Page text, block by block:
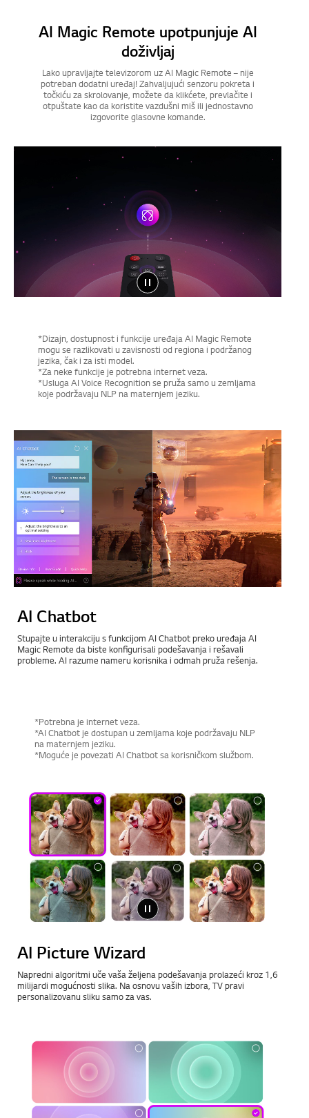
AI Magic Remote upotpunjuje AI
doživljaj
Lako upravljajte televizorom uz AI Magic Remote – nije
potreban dodatni uređaj! Zahvaljujući senzoru pokreta i
točkiću za skrolovanje, možete da klikćete, prevlačite i
otpuštate kao da koristite vazdušni miš ili jednostavno
izgovorite glasovne komande.
*Dizajn, dostupnost i funkcije uređaja AI Magic Remote
mogu se razlikovati u zavisnosti od regiona i podržanog
jezika, čak i za isti model.
*Za neke funkcije je potrebna internet veza.
*Usluga AI Voice Recognition se pruža samo u zemljama
koje podržavaju NLP na maternjem jeziku.
AI Chatbot
Stupajte u interakciju s funkcijom AI Chatbot preko uređaja AI
Magic Remote da biste konfigurisali podešavanja i rešavali
probleme. AI razume nameru korisnika i odmah pruža rešenja.
*Potrebna je internet veza.
*AI Chatbot je dostupan u zemljama koje podržavaju NLP
na maternjem jeziku.
*Moguće je povezati AI Chatbot sa korisničkom službom.
AI Picture Wizard
Napredni algoritmi uče vaša željena podešavanja prolazeći kroz 1,6
milijardi mogućnosti slika. Na osnovu vaših izbora, TV pravi
personalizovanu sliku samo za vas.